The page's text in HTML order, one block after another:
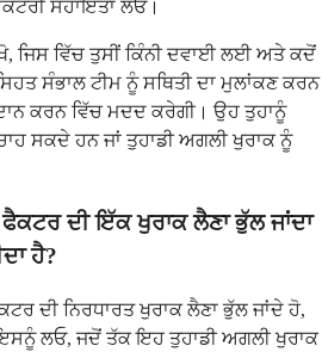
ਸਹਾਇਤਾ ਲਓ।
ਜਿਸ ਵਿੱਚ ਤੁਸੀਂ ਕਿੰਨੀ ਦਵਾਈ ਲਈ ਅਤੇ ਕਦੋਂ
ਸੰਭਾਲ ਟੀਮ ਨੂੰ ਸਥਿਤੀ ਦਾ ਮੁਲਾਂਕਣ ਕਰਨ
ਕਰਨ ਵਿੱਚ ਮਦਦ ਕਰੇਗੀ। ਉਹ ਤੁਹਾਨੂੰ
ਸਕਦੇ ਹਨ ਜਾਂ ਤੁਹਾਡੀ ਅਗਲੀ ਖੁਰਾਕ ਨੂੰ
ਦੀ ਇੱਕ ਖੁਰਾਕ ਲੈਣਾ ਭੁੱਲ ਜਾਂਦਾ
ਹੈ?
ਦੀ ਨਿਰਧਾਰਤ ਖੁਰਾਕ ਲੈਣਾ ਭੁੱਲ ਜਾਂਦੇ ਹੋ,
ਲਓ, ਜਦੋਂ ਤੱਕ ਇਹ ਤੁਹਾਡੀ ਅਗਲੀ ਖੁਰਾਕ